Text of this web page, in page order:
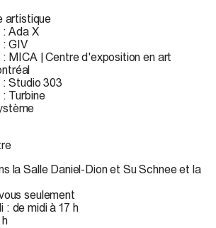
artistique
: Ada X
: GIV
: MICA | Centre d'exposition en art
: Studio 303
: Turbine
la Salle Daniel-Dion et Su Schnee et la
seulement
: de midi à 17 h